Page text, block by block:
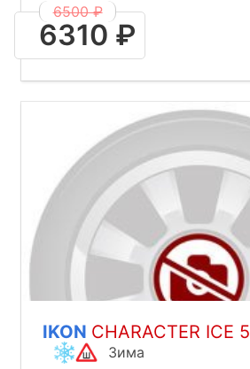
6500 ₽
6310 ₽
IKON CHARACTER ICE 5
Зима